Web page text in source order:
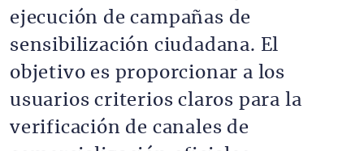
ejecución de campañas de
sensibilización ciudadana. El
objetivo es proporcionar a los
usuarios criterios claros para la
verificación de canales de